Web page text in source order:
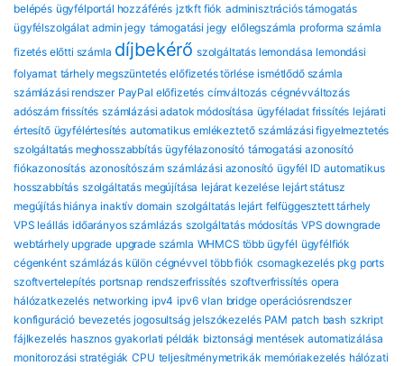
belépés ügyfélportál hozzáférés jztkft fiók adminisztrációs támogatás
ügyfélszolgálat admin jegy támogatási jegy előlegszámla proforma számla
fizetés előtti számla díjbekérő szolgáltatás lemondása lemondási
folyamat tárhely megszüntetés előfizetés törlése ismétlődő számla
számlázási rendszer PayPal előfizetés címváltozás cégnévváltozás
adószám frissítés számlázási adatok módosítása ügyféladat frissítés lejárati
értesítő ügyfélértesítés automatikus emlékeztető számlázási figyelmeztetés
szolgáltatás meghosszabbítás ügyfélazonosító támogatási azonosító
fiókazonosítás azonosítószám számlázási azonosító ügyfél ID automatikus
hosszabbítás szolgáltatás megújítása lejárat kezelése lejárt státusz
megújítás hiánya inaktív domain szolgáltatás lejárt felfüggesztett tárhely
VPS leállás időarányos számlázás szolgáltatás módosítás VPS downgrade
webtárhely upgrade upgrade számla WHMCS több ügyfél ügyfélfiók
cégenként számlázás külön cégnévvel több fiók csomagkezelés pkg ports
szoftvertelepítés portsnap rendszerfrissítés szoftverfrissítés opera
hálózatkezelés networking ipv4 ipv6 vlan bridge operációsrendszer
konfiguráció bevezetés jogosultság jelszókezelés PAM patch bash szkript
fájlkezelés hasznos gyakorlati példák biztonsági mentések automatizálása
monitorozási stratégiák CPU teljesítménymetrikák memóriakezelés hálózati